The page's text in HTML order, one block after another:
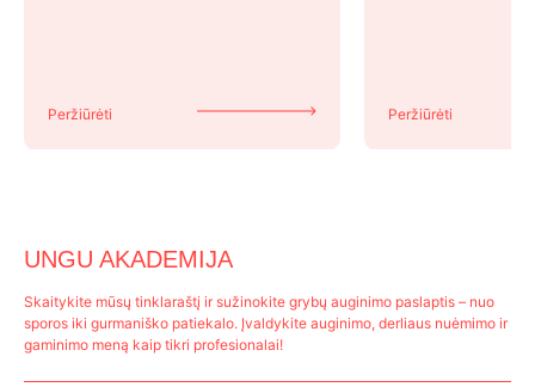
Peržiūrėti Peržiūrėti
UNGU AKADEMIJA
Skaitykite mūsų tinklaraštį ir sužinokite grybų auginimo paslaptis – nuo
sporos iki gurmaniško patiekalo. Įvaldykite auginimo, derliaus nuėmimo ir
gaminimo meną kaip tikri profesionalai!